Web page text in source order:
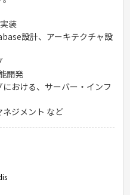
装
設計、アーキテクチャ設
開発
おける、サーバー・インフ
ネジメント など